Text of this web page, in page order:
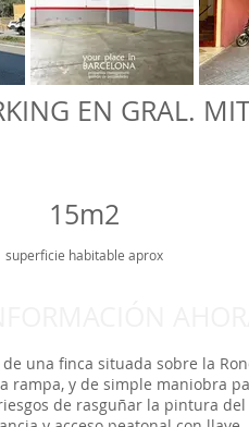
EN GRAL.
15m2
superficie habitable aprox
una finca situada sobre la
rampa, y de simple maniobra
de rasguñar la pintura